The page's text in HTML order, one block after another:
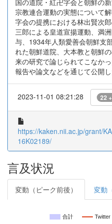
国の道院・紅卍字会と朝鮮の
宗教連合運動の実態について
字会の提携における林出賢次
三郎による皇道宣揚運動、満
与、1934年人類愛善会朝鮮支
れた朝鮮道院、大本教と朝鮮
来の研究で論じられてこなか
報告や論文などを通じて公開し
2023-11-01 08:21:28 22
https://kaken.nii.ac.jp/grant/
16K02189/
言及状況
変動（ピーク前後） 変動
合計 Twitter